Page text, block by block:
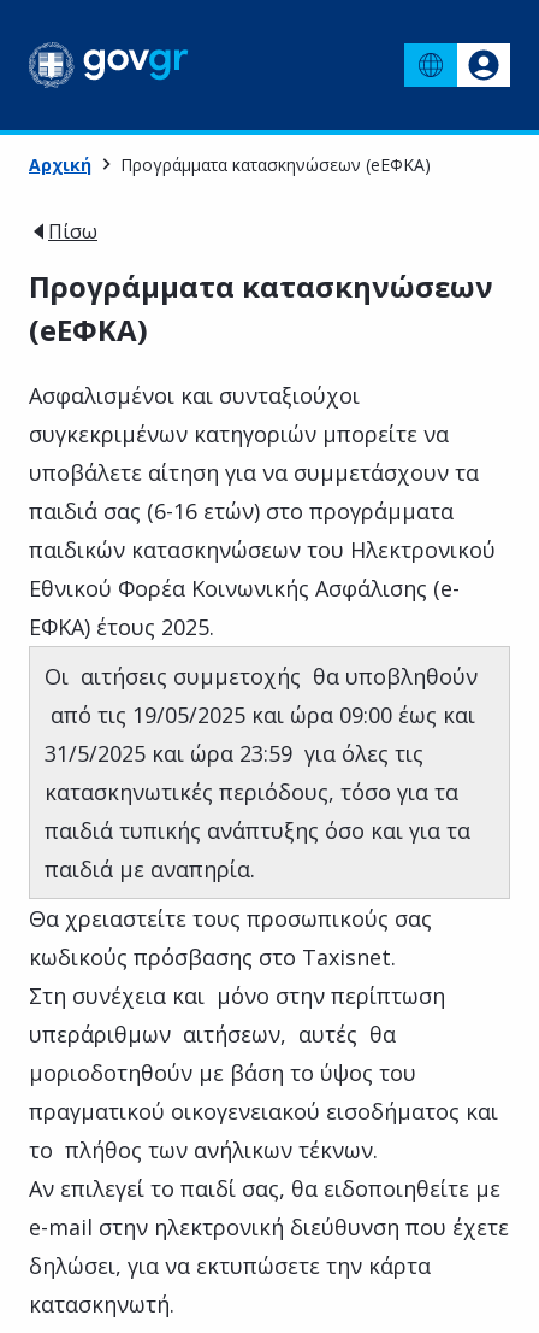
Αρχική Προγράμματα κατασκηνώσεων (eΕΦΚΑ)
Πίσω
Προγράμματα κατασκηνώσεων
(eΕΦΚΑ)
Ασφαλισμένοι και συνταξιούχοι
συγκεκριμένων κατηγοριών μπορείτε να
υποβάλετε αίτηση για να συμμετάσχουν τα
παιδιά σας (6-16 ετών) στο προγράμματα
παιδικών κατασκηνώσεων του Ηλεκτρονικού
Εθνικού Φορέα Κοινωνικής Ασφάλισης (e-
ΕΦΚΑ) έτους 2025.
Οι αιτήσεις συμμετοχής θα υποβληθούν
από τις 19/05/2025 και ώρα 09:00 έως και
31/5/2025 και ώρα 23:59 για όλες τις
κατασκηνωτικές περιόδους, τόσο για τα
παιδιά τυπικής ανάπτυξης όσο και για τα
παιδιά με αναπηρία.
Θα χρειαστείτε τους προσωπικούς σας
κωδικούς πρόσβασης στο Taxisnet.
Στη συνέχεια και μόνο στην περίπτωση
υπεράριθμων αιτήσεων, αυτές θα
μοριοδοτηθούν με βάση το ύψος του
πραγματικού οικογενειακού εισοδήματος και
το πλήθος των ανήλικων τέκνων.
Αν επιλεγεί το παιδί σας, θα ειδοποιηθείτε με
e-mail στην ηλεκτρονική διεύθυνση που έχετε
δηλώσει, για να εκτυπώσετε την κάρτα
κατασκηνωτή.